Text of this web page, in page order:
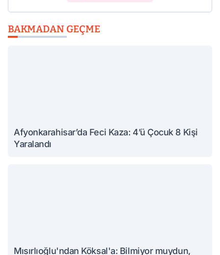
BAKMADAN GEÇME
Afyonkarahisar’da Feci Kaza: 4’ü Çocuk 8 Kişi
Yaralandı
Mısırlıoğlu'ndan Köksal'a: Bilmiyor muydun,